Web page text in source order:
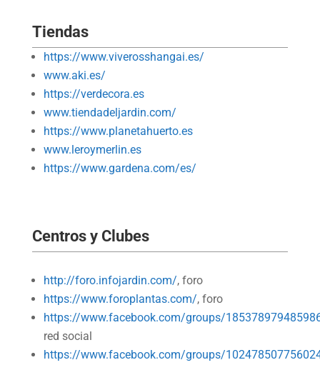
Tiendas
https://www.viverosshangai.es/
www.aki.es/
https://verdecora.es
www.tiendadeljardin.com/
https://www.planetahuerto.es
www.leroymerlin.es
https://www.gardena.com/es/
Centros y Clubes
http://foro.infojardin.com/, foro
https://www.foroplantas.com/, foro
https://www.facebook.com/groups/
red social
https://www.facebook.com/groups/